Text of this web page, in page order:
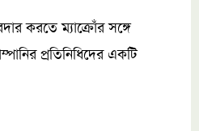
করতে ম্যাক্রোঁর সঙ্গে
প্রতিনিধিদের একটি